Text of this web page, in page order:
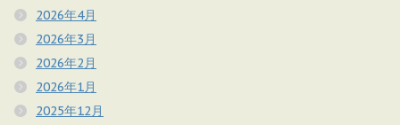
2026年4月
2026年3月
2026年2月
2026年1月
2025年12月